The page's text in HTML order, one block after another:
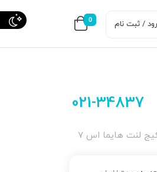
0 / ثبت نام
021-34837
لنت هایما اس 7